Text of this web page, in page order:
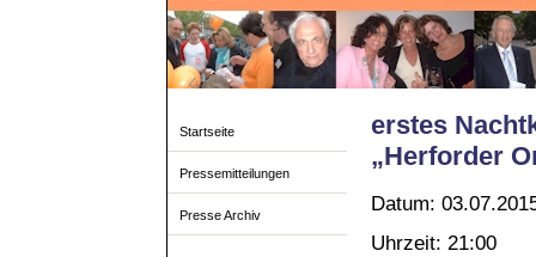
Startseite
Pressemitteilungen
Presse Archiv
erstes
„Herforder
Datum:
Uhrzeit: 21:00